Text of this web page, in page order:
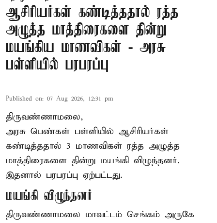
ஆசிரியர்கள் கண்டித்ததால் ரத்த
அழுத்த மாத்திரைகளை தின்று
மயங்கிய மாணவிகள் - அரசு
பள்ளியில் பரபரப்பு
Published on: 07 Aug 2026, 12:31 pm
திருவண்ணாமலை,
அரசு பெண்கள் பள்ளியில் ஆசிரியர்கள்
கண்டித்ததால் 3 மாணவிகள் ரத்த அழுத்த
மாத்திரைகளை தின்று மயங்கி விழுந்தனர்.
இதனால் பரபரப்பு ஏற்பட்டது.
மயங்கி விழுந்தனர்
திருவண்ணாமலை மாவட்டம் செங்கம் அருகே